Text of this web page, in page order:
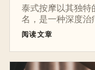
泰式按摩以其独特
名，是一种深度治
阅读文章